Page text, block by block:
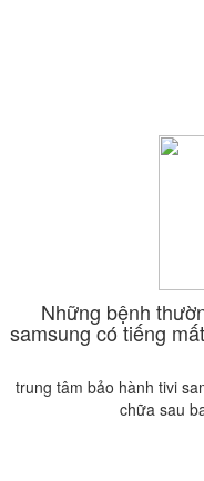
Những bệnh
samsung có tiếng
trung tâm bảo hành tivi
chữa sau